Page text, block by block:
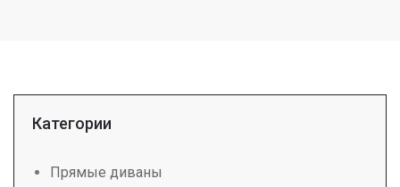
Категории
Прямые диваны